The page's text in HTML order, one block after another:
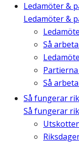
Ledamöter &
Ledamöter &
Så
Så
Så fungerar
Så fungerar